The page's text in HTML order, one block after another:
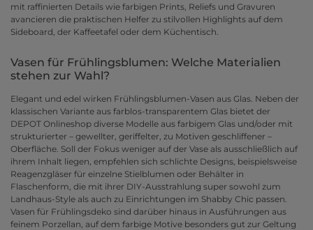
mit raffinierten Details wie farbigen Prints, Reliefs und Gravuren
avancieren die praktischen Helfer zu stilvollen Highlights auf dem
Sideboard, der Kaffeetafel oder dem Küchentisch.
Vasen für Frühlingsblumen: Welche Materialien
stehen zur Wahl?
Elegant und edel wirken Frühlingsblumen-Vasen aus Glas. Neben der
klassischen Variante aus farblos-transparentem Glas bietet der
DEPOT Onlineshop diverse Modelle aus farbigem Glas und/oder mit
strukturierter – gewellter, geriffelter, zu Motiven geschliffener –
Oberfläche. Soll der Fokus weniger auf der Vase als ausschließlich auf
ihrem Inhalt liegen, empfehlen sich schlichte Designs, beispielsweise
Reagenzgläser für einzelne Stielblumen oder Behälter in
Flaschenform, die mit ihrer DIY-Ausstrahlung super sowohl zum
Landhaus-Style als auch zu Einrichtungen im Shabby Chic passen.
Vasen für Frühlingsdeko sind darüber hinaus in Ausführungen aus
feinem Porzellan, auf dem farbige Motive besonders gut zur Geltung